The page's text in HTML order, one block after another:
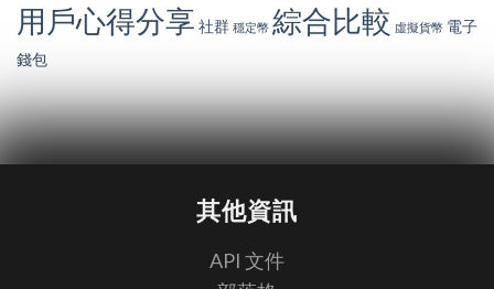
用戶心得分享 社群 穩定幣 綜合比較 虛擬貨幣 電子
錢包
其他資訊
API 文件